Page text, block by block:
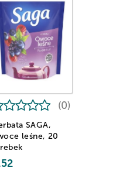
SAGA,
leśne, 20
(0)